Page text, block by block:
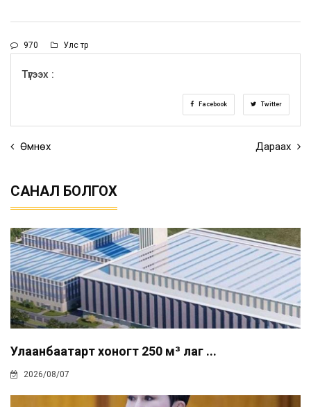
970 Улс төр
Түгээх :
Facebook Twitter
Өмнөх Дараах
САНАЛ БОЛГОХ
Улаанбаатарт хоногт 250 м³ лаг ...
2026/08/07